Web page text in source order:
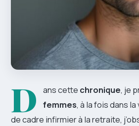
D ans cette chronique, je
femmes, à la fois dans
de cadre infirmier à la retraite,